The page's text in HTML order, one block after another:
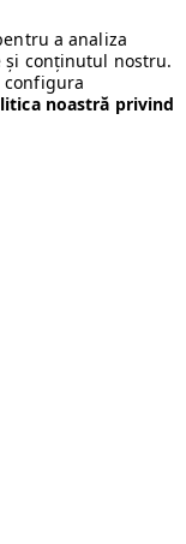
a analiza
și conținutul nostru.
configura
noastră privind
brand